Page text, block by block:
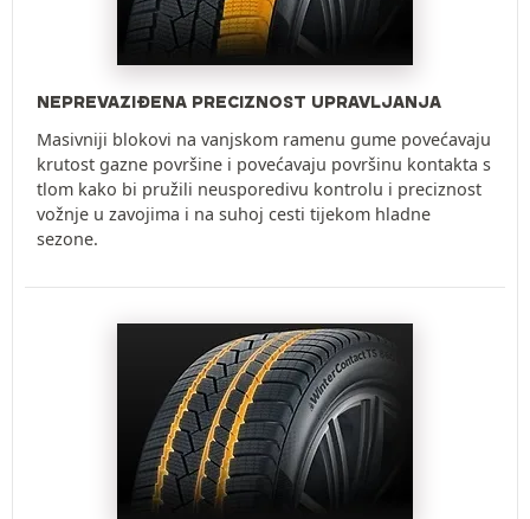
NEPREVAZIĐENA PRECIZNOST UPRAVLJANJA
Masivniji blokovi na vanjskom ramenu gume povećavaju
krutost gazne površine i povećavaju površinu kontakta s
tlom kako bi pružili neusporedivu kontrolu i preciznost
vožnje u zavojima i na suhoj cesti tijekom hladne
sezone.